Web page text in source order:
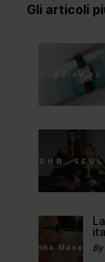
Gli articoli